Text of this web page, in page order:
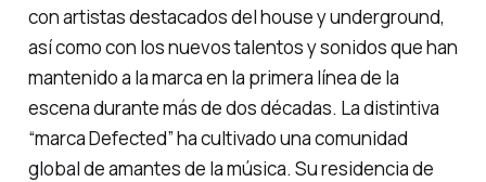
con artistas destacados delhouseyunderground,
así como con los nuevos talentos y sonidos que han
mantenido a la marca en la primera línea de la
escena durante más de dos décadas. La distintiva
“marca Defected” ha cultivado una comunidad
global de amantes de la música. Su residencia de